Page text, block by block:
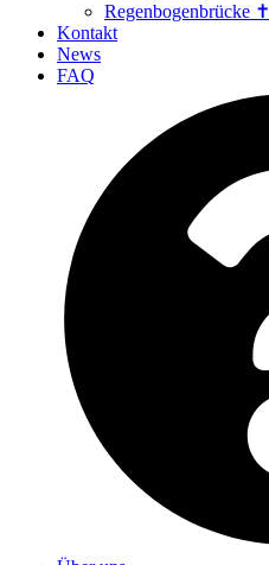
Regenbogenbrücke ✝
Kontakt
News
FAQ